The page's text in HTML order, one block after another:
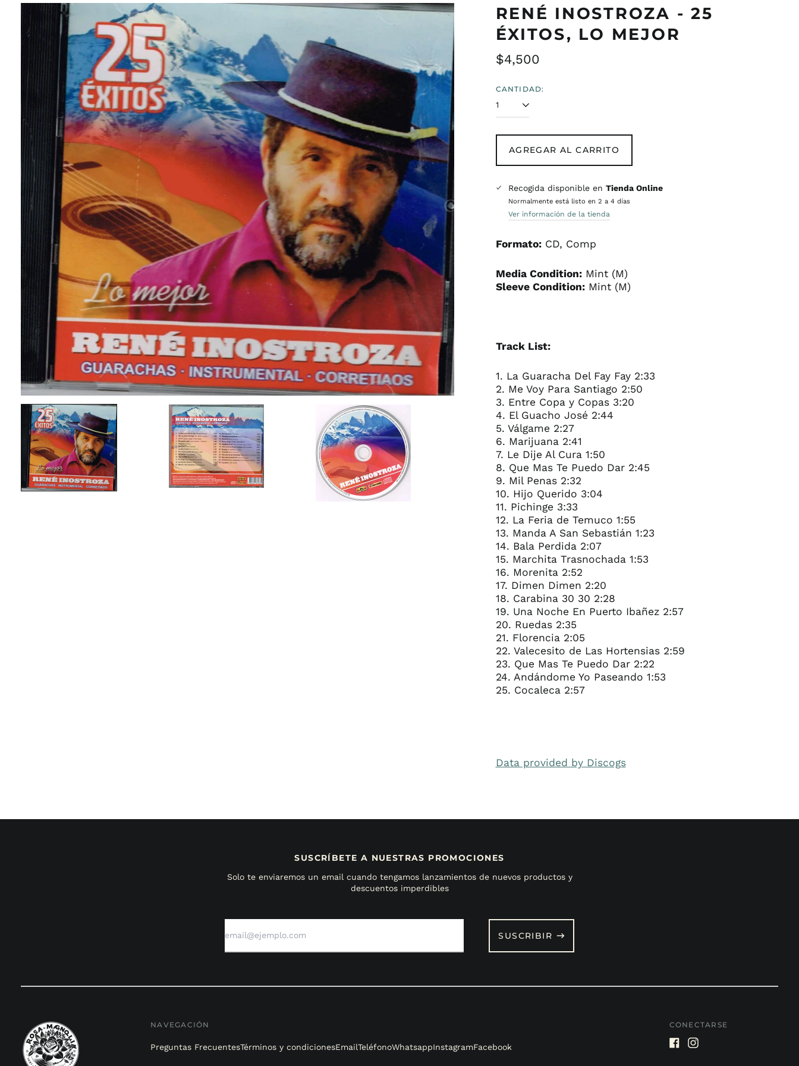
RENÉ INOSTROZA - 25
ÉXITOS, LO MEJOR
Precio
$4,500
CANTIDAD:
AGREGAR AL CARRITO
Recogida disponible en Tienda Online
Normalmente está listo en 2 a 4 días
Ver información de la tienda
Formato:CD, Comp
Media Condition:Mint (M)
Sleeve Condition:Mint (M)
Track List:
1. La Guaracha Del Fay Fay 2:33
2. Me Voy Para Santiago 2:50
3. Entre Copa y Copas 3:20
4. El Guacho José 2:44
5. Válgame 2:27
6. Marijuana 2:41
7. Le Dije Al Cura 1:50
8. Que Mas Te Puedo Dar 2:45
9. Mil Penas 2:32
10. Hijo Querido 3:04
11. Pichinge 3:33
12. La Feria de Temuco 1:55
13. Manda A San Sebastián 1:23
14. Bala Perdida 2:07
15. Marchita Trasnochada 1:53
16. Morenita 2:52
17. Dimen Dimen 2:20
18. Carabina 30 30 2:28
19. Una Noche En Puerto Ibañez 2:57
20. Ruedas 2:35
21. Florencia 2:05
22. Valecesito de Las Hortensias 2:59
23. Que Mas Te Puedo Dar 2:22
24. Andándome Yo Paseando 1:53
25. Cocaleca 2:57
Data provided by Discogs
SUSCRÍBETE A NUESTRAS PROMOCIONES
Solo te enviaremos un email cuando tengamos lanzamientos de nuevos productos y
descuentos imperdibles
SUSCRIBIR
NAVEGACIÓN
Preguntas FrecuentesTérminos y condicionesEmailTeléfonoWhatsappInstagramFacebook
CONECTARSE